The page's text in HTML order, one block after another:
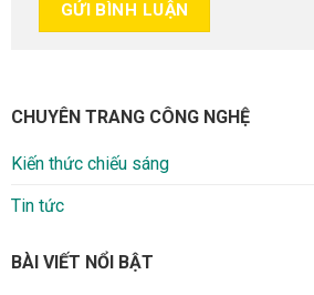
CHUYÊN TRANG CÔNG NGHỆ
Kiến thức chiếu sáng
Tin tức
BÀI VIẾT NỔI BẬT